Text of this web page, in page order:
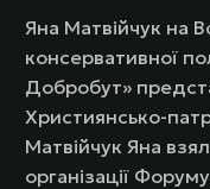
Яна Матвійчук на
консервативної
Добробут»
Християнсько-
Матвійчук Яна
організації